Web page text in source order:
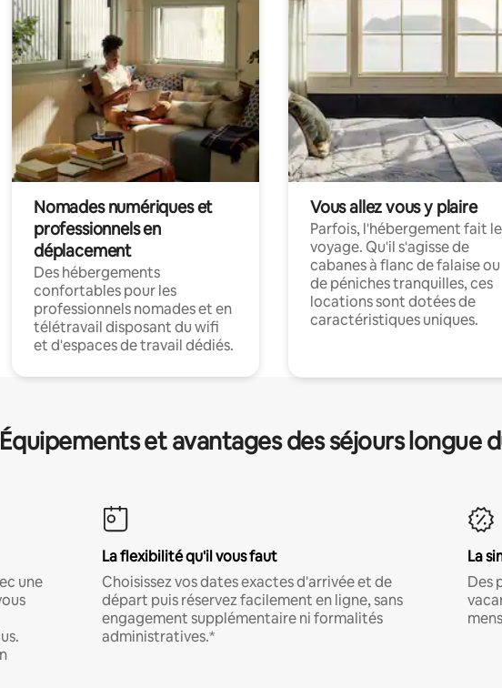
Nomades numériques et
professionnels en
déplacement
Des hébergements
confortables pour les
professionnels nomades et en
télétravail disposant du wifi
et d'espaces de travail dédiés.
Vous allez vous y plaire
Parfois, l'hébergement fait le
voyage. Qu'il s'agisse de
cabanes à flanc de falaise ou
de péniches tranquilles, ces
locations sont dotées de
caractéristiques uniques.
Équipements et avantages des séjours longue
une
La flexibilité qu'il vous faut
Choisissez vos dates exactes d'arrivée et de
départ puis réservez facilement en ligne, sans
engagement supplémentaire ni formalités
administratives.*
La
Des